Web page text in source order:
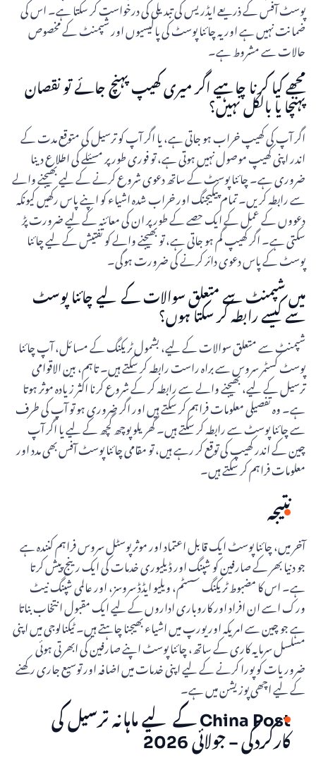
پوسٹ آفس کے ذریعے ایڈریس کی تبدیلی کی درخواست کر سکتا ہے۔ اس کی
ضمانت نہیں ہے اور یہ چائنا پوسٹ کی پالیسیوں اور شپمنٹ کے مخصوص
حالات سے مشروط ہے۔
مجھے کیا کرنا چاہیے اگر میری کھیپ پہنچ جائے تو نقصان
پہنچا یا بالکل نہیں؟
اگر آپ کی کھیپ خراب ہو جاتی ہے، یا اگر آپ کو ترسیل کی متوقع مدت کے
اندر اپنی کھیپ موصول نہیں ہوتی ہے، تو فوری طور پر مسئلے کی اطلاع دینا
ضروری ہے۔ چائنا پوسٹ کے ساتھ دعوی شروع کرنے کے لیے بھیجنے والے
سے رابطہ کریں۔ تمام پیکیجنگ اور خراب شدہ اشیاء کو اپنے پاس رکھیں کیونکہ
دعووں کے عمل کے ایک حصے کے طور پر ان کی معائنہ کے لیے ضرورت پڑ
سکتی ہے۔ اگر کھیپ گم ہو جاتی ہے، تو بھیجنے والے کو تفتیش کے لیے چائنا
پوسٹ کے پاس دعوی دائر کرنے کی ضرورت ہوگی۔
میں شپمنٹ سے متعلق سوالات کے لیے چائنا پوسٹ
سے کیسے رابطہ کر سکتا ہوں؟
شپمنٹ سے متعلق سوالات کے لیے، بشمول ٹریکنگ کے مسائل، آپ چائنا
پوسٹ کسٹمر سروس سے براہ راست رابطہ کر سکتے ہیں۔ تاہم، بین الاقوامی
ترسیل کے لیے، بھیجنے والے سے رابطہ کر کے شروع کرنا اکثر زیادہ موثر ہوتا
ہے۔ وہ تفصیلی معلومات فراہم کر سکتے ہیں اور اگر ضروری ہو تو آپ کی طرف
سے چائنا پوسٹ سے رابطہ کر سکتے ہیں۔ گھریلو پوچھ گچھ کے لیے یا اگر آپ
چین کے اندر کھیپ کی توقع کر رہے ہیں، تو مقامی چائنا پوسٹ آفس بھی مدد اور
معلومات فراہم کر سکتے ہیں۔
نتیجہ
آخر میں، چائنا پوسٹ ایک قابل اعتماد اور موثر پوسٹل سروس فراہم کنندہ ہے
جو دنیا بھر کے صارفین کو شپنگ اور ڈیلیوری خدمات کی ایک رینج پیش کرتا
ہے۔ اس کا مضبوط ٹریکنگ سسٹم، ویلیو ایڈڈ سروسز، اور عالمی شپنگ نیٹ
ورک اسے ان افراد اور کاروباری اداروں کے لیے ایک مقبول انتخاب بناتا
ہے جو چین سے امریکہ اور یورپ میں اشیاء بھیجنا چاہتے ہیں۔ ٹیکنالوجی میں اپنی
مسلسل سرمایہ کاری کے ساتھ، چائنا پوسٹ اپنے صارفین کی ابھرتی ہوئی
ضروریات کو پورا کرنے کے لیے اپنی خدمات میں اضافہ اور توسیع جاری رکھنے
کے لیے اچھی پوزیشن میں ہے۔
China Post کے لیے ماہانہ ترسیل کی
کارکردگی – جولائی 2026